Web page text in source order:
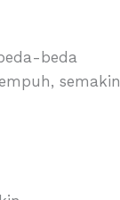
beda
semakin